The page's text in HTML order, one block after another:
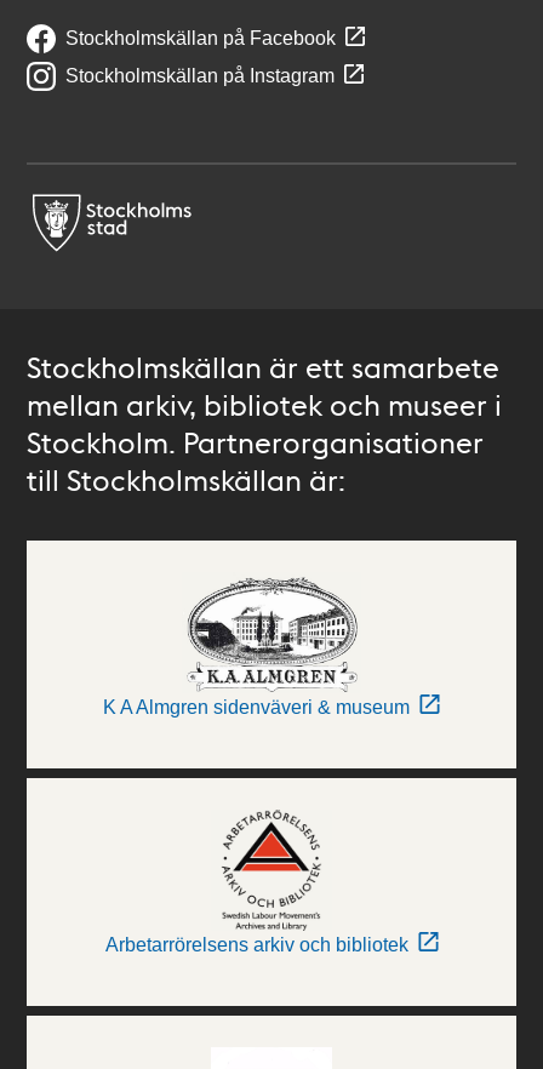
Stockholmskällan på Facebook
Stockholmskällan på Instagram
Stockholmskällan är ett samarbete
mellan arkiv, bibliotek och museer i
Stockholm. Partnerorganisationer
till Stockholmskällan är:
K A Almgren sidenväveri & museum
Arbetarrörelsens arkiv och bibliotek